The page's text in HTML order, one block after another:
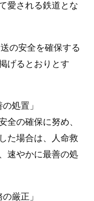
愛される鉄道とな
の安全を確保する
げるとおりとす
処置」
全の確保に努め、
た場合は、人命救
速やかに最善の処
厳正」